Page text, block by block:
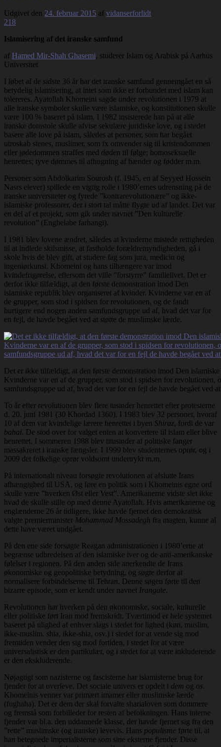
Udgivet den 24. februar 2015 af vidanserforlidt
218
Islamisering af det iranske samfund
af Hamed Mir-Shah Ghasemi, studerer Islam og Arabisk på Aarhus
Universitet
I løbet af de sidste 36 år har det iranske samfund gennemgået en så
betydelig islamisering, at intet som ikke er forbundet med islam kan
tolereres. Ayatollah Khomeini sagde under revolutionen i 1979 at
alle iranske symboler skulle være islamiske, og konstitutionen skulle
være 100 % baseret på islam. I 1982 insisterede han på at alle
iranske domstole skulle afvise sekulære juridiske love, og i stedet
basere alle love på islam, således at personer, som har begået
utroskab stenes, muslimer, som fx omvender sig til kristendommen
eller jødedommen straffes med døden til følge; homoseksuelle
henrettes; tyve dømmes til afhugning af hænder og fødder m.m.
Personer som Abdolkarim Sourosh (f. 1945, en af Seyyed Hossein
Nasrs elever) spillede en vigtig rolle i 1980’ernes udrensning på de
iranske universiteter og fyrede ”kontrarevolutionære” og ikke-
islamiske professorer, der i stort tal måtte flygte ud af landet. Det var
en del af et projekt, som gik under navnet ”Den kulturelle
revolution” (Enghelabe farhangi).
I 1981 blev lovene ændret, således at kvinderne mistede rettigheden
til at indlede skilsmisse, at fastholde forældremyndigheden, gå i
skole hvis de blev gift, at studere fag som jura, medicin og
ingeniørkunst. Khomeini og hans tilhængere var imod
kvindefrigørelse, eftersom det ville ”forstyrre” familielivet. Det er
derfor ikke tilfældigt, at den første demonstration imod Den
islamiske republik blev organiseret af kvinder. Kvinderne var en af
de grupper, som stod i spidsen for revolutionen, og de fandt
hurtigere end nogen anden samfundsgruppe ud af, hvad det var for
en fejl, de havde begået ved at støtte de muslimske lærde.
Det er ikke tilfældigt, at den første demonstration imod Den
Kvinderne var en af de grupper, som stod i spidsen for revolutionen,
samfundsgruppe ud af, hvad det var for en fejl de havde begået ved
To år efter revolutionen blev flere tusinder henrettet efter protesterne
d. 20. juni 1981 (30 Khordad 1360). I 1983 blev 32 personer, hvoraf
10 af dem var kvindelige lærere henrettet i byen Shiraz, fordi de var
bahai. De stod over for valget enten at konvertere til islam eller blive
henrettet. I sommeren 1988 blev titusinder af politiske fanger
massakreret i iranske fængsler. I 1999 blev studenternes oprør, og i
2009 det folkelige oprør voldsomt undertrykt m.m.
På internationalt niveau forsøgte revolutionen at afslutte Irans
afhængighed til USA, og føre en politik som i Khomeinis egne ord
skulle være ”hverken Øst eller Vest”. Amerikanerne vidste slet ikke
hvad de skulle stille op med denne Ayatollah. Hvis amerikanerne og
englænderne 26 år tidligere, ikke havde fjernet den demokratisk
valgte premierminister Mohammad Mossadegh fra magten, kunne al
dette have været undgået.
På den ene side forsøgte Reagan administrationen i 1980’erne at
begrænse udbredelsen af den islamiske iver og de anti-amerikanske
følelser i regionen. På den anden side anerkendte de Irans
økonomiske og geopolitiske betydning, og søgte derfor at
normalisere forbindelserne til Tehran. Denne søgen førte til den
bizarre episode, som er kendt under navnet Irangate.
Revolutionen har hverken på den økonomiske, sociale, kulturelle
eller politiske ført Iran mod fremskridt. Tværtimod er hele systemet
baseret på ulighed af enhver slags i stedet for lighed (køn, muslim,
ikke-muslim, shia, ikke-shia, osv.) i stedet for at vende sig mod
fremtiden vender den sig mod fortiden, i stedet for at være
universalistisk er den partikulær, og i stedet for at være inkluderende
er den ekskluderende.
Nøjagtigt som nazisterne og fascisterne har islamisterne brug for
fjender for at overleve. Det sociale univers er opdelt i dem og os.
Khomeinis venner var primært imamer eller muslimske lærde
(fughaha). Det er dem der skal forvalte sharialoven som dommere
og fremstå som forbilleder for resten af befolkningen. Hans interne
fjender var bl.a. den uddannede klasse, der havde fjernet sig fra den
”rette” muslimske (og iranske) levevis. Hans populisme førte til, at
han betegnede imperialisterne som sine eksterne fjender. Disse